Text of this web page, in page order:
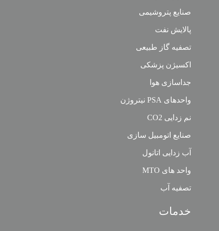
صنایع پتروشیمی
پالایش نفت
تصفیه گاز طبیعی
اکسیژن پزشکی
جداسازی هوا
واحدهای PSA نیتروژن
نم زدایی CO2
صنایع اتومبیل سازی
آب زدایی اتانول
واحد های MTO
تصفیه آب
خدمات